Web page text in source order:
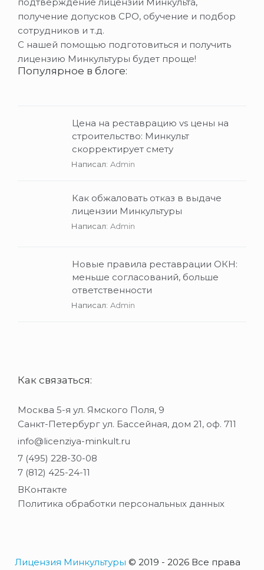
получение допусков СРО, обучение и подбор
сотрудников и т.д.
С нашей помощью подготовиться и получить
лицензию Минкультуры будет проще!
Популярное в блоге:
Цена на реставрацию vs цены на
строительство: Минкульт
скорректирует смету
Написал: Admin
Как обжаловать отказ в выдаче
лицензии Минкультуры
Написал: Admin
Новые правила реставрации ОКН:
меньше согласований, больше
ответственности
Написал: Admin
Как связаться:
Москва 5-я ул. Ямского Поля, 9
Санкт-Петербург ул. Бассейная, дом 21, оф. 711
info@licenziya-minkult.ru
7 (495) 228-30-08
7 (812) 425-24-11
ВКонтакте
Политика обработки персональных данных
Лицензия Минкультуры © 2019 - 2026 Все права